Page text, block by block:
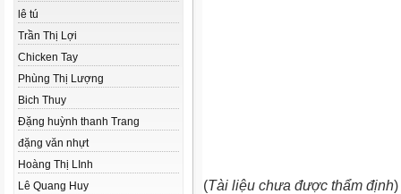
lê tú
Trần Thị Lợi
Chicken Tay
Phùng Thị Lượng
Bich Thuy
Đặng huỳnh thanh Trang
đặng văn nhựt
Hoàng Thị LInh
Lê Quang Huy
(Tài liệu chưa được thẩm định)